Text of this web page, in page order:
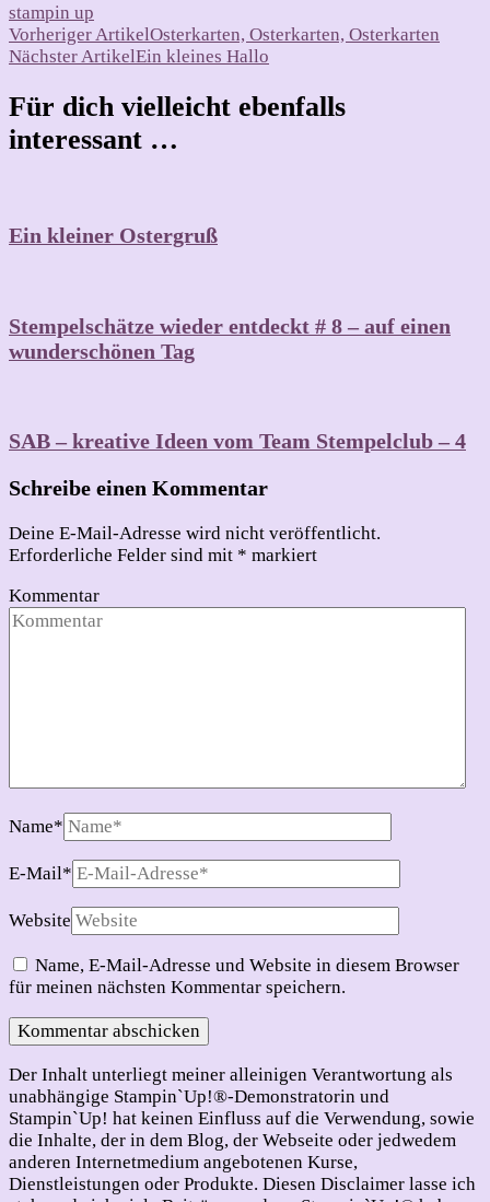
stampin up
Beitragsnavigation
Vorheriger ArtikelOsterkarten, Osterkarten, Osterkarten
Nächster ArtikelEin kleines Hallo
Für dich vielleicht ebenfalls
interessant …
Ein kleiner Ostergruß
Stempelschätze wieder entdeckt # 8 – auf einen
wunderschönen Tag
SAB – kreative Ideen vom Team Stempelclub – 4
Schreibe einen Kommentar
Deine E-Mail-Adresse wird nicht veröffentlicht.
Erforderliche Felder sind mit * markiert
Kommentar
Name*
E-Mail*
Website
Name, E-Mail-Adresse und Website in diesem Browser
für meinen nächsten Kommentar speichern.
Der Inhalt unterliegt meiner alleinigen Verantwortung als
unabhängige Stampin`Up!®-Demonstratorin und
Stampin`Up! hat keinen Einfluss auf die Verwendung, sowie
die Inhalte, der in dem Blog, der Webseite oder jedwedem
anderen Internetmedium angebotenen Kurse,
Dienstleistungen oder Produkte. Diesen Disclaimer lasse ich